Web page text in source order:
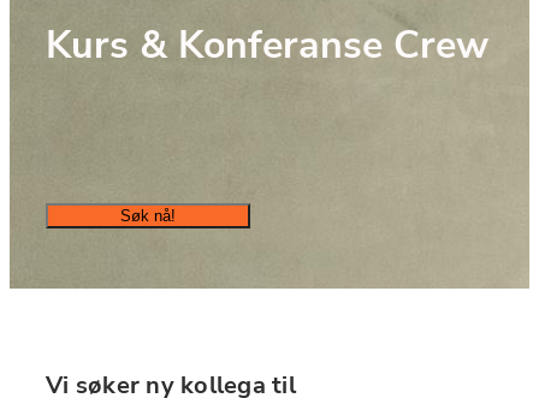
Kurs & Konferanse Crew
Søk nå!
Vi søker ny kollega til